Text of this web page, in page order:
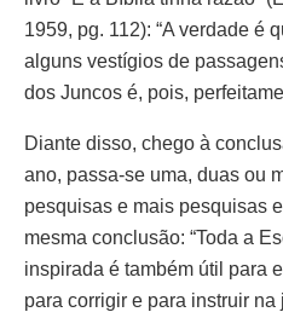
1959, pg. 112): “A verdade é
alguns vestígios de
dos Juncos é, pois,
Diante disso, chego à
ano, passa-se uma, duas ou
pesquisas e mais pesquisas
mesma conclusão: “Toda a
inspirada é também útil para
para corrigir e para instruir